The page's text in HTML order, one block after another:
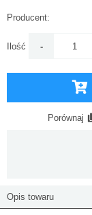
Producent:
Ilość
Porównaj
Opis towaru